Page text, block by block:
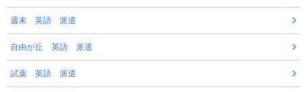
週末 英語 派遣
自由が丘 英語 派遣
試薬 英語 派遣